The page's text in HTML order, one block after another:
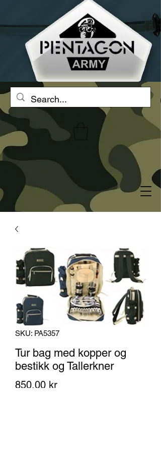
SKU: PA5357
Tur bag med kopper og
bestikk og Tallerkner
850,00 krPris